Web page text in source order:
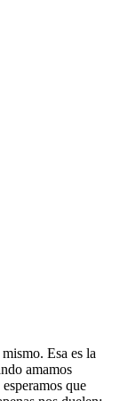
Esa es la
amamos
que